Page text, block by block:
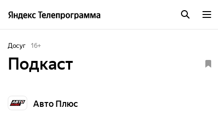
Досуг 16+
Подкаст
Авто Плюс